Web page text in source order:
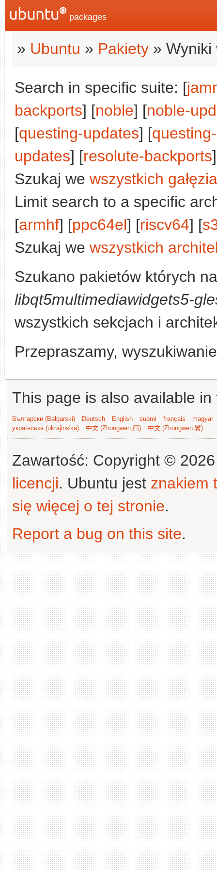
packages
» Ubuntu » Pakiety » Wyniki
Search in specific suite: [
backports] [noble] [noble-
[questing-updates] [
updates] [resolute-backports
Szukaj we wszystkich
Limit search to a specific
[armhf] [ppc64el] [riscv64] [
Szukaj we wszystkich
Szukano pakietów których
libqt5multimediawidgets5-
wszystkich sekcjach i
Przepraszamy,
This page is also available
Български (Bəlgarski) Deutsch English suomi français
magyar
українська (ukrajins'ka)
中文 (Zhongwen,简) 中文 (Zhongwen,繁)
Zawartość: Copyright ©
licencji. Ubuntu jest znakiem
się więcej o tej stronie.
Report a bug on this site.